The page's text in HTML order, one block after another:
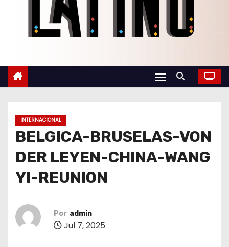
INTERNACIONAL
BELGICA-BRUSELAS-VON
DER LEYEN-CHINA-WANG
YI-REUNION
Por admin
Jul 7, 2025